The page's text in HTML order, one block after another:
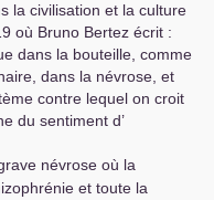
la civilisation et la culture
où Bruno Bertez écrit :
dans la bouteille, comme
dans la névrose, et
contre lequel on croit
du sentiment d’
névrose où la
et toute la